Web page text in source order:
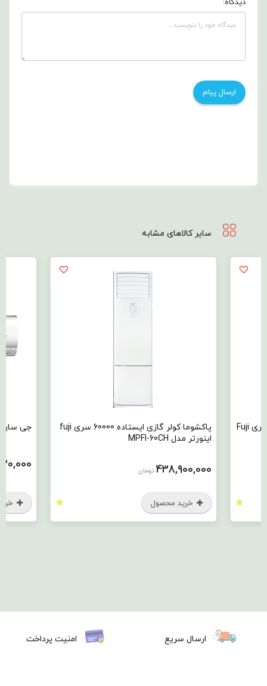
دیدگاه:
سایر کالاهای مشابه
پاکشوما کولر گازی ایستاده 60000 سری fuji جی سان کولر گازی 25000 مدل TGS 25T3
69,930,000
خرید محصول
ارسال سریع امنیت پرداخت